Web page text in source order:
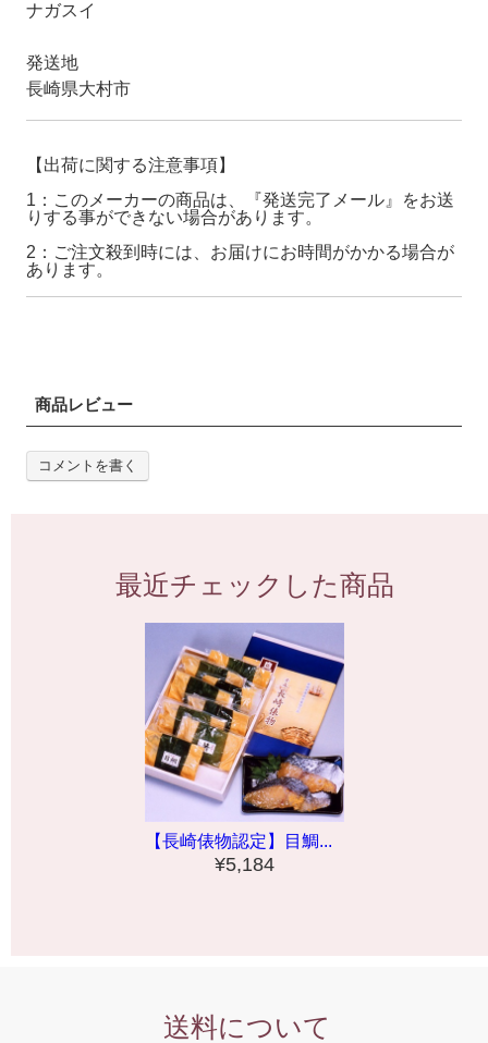
ナガスイ
発送地
長崎県大村市
【出荷に関する注意事項】
1：このメーカーの商品は、『発送完了メール』をお送
りする事ができない場合があります。
2：ご注文殺到時には、お届けにお時間がかかる場合が
あります。
商品レビュー
コメントを書く
最近チェックした商品
【長崎俵物認定】目鯛...
¥5,184
送料について